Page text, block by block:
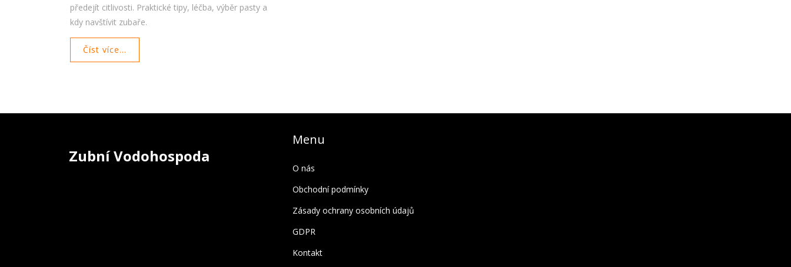
předejít citlivosti. Praktické tipy, léčba, výběr pasty a
kdy navštívit zubaře.
Číst více...
Zubní Vodohospoda
Menu
O nás
Obchodní podmínky
Zásady ochrany osobních údajů
GDPR
Kontakt